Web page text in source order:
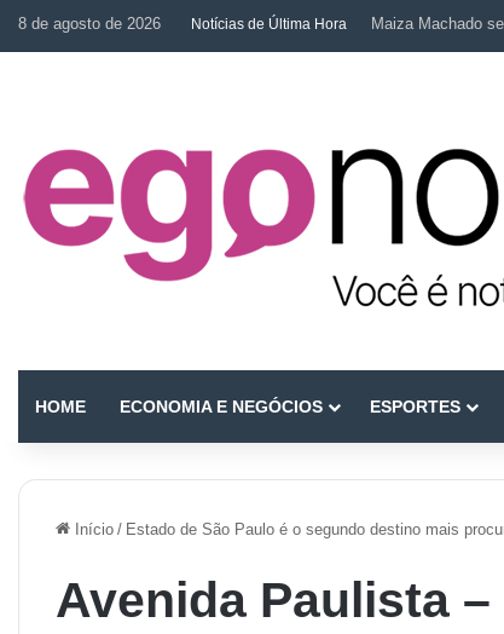
8 de agosto de 2026 Notícias de Última Hora Maiza Machado
HOME ECONOMIA E NEGÓCIOS ESPORTES
Início / Estado de São Paulo é o segundo destino mais
Avenida Paulista